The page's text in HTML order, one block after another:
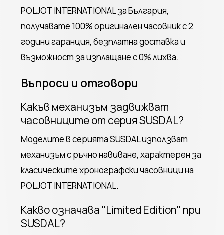
POLJOT INTERNATIONAL за България,
получавате 100% оригинален часовник с 2
години гаранция, безплатна доставка и
възможност за изплащане с 0% лихва.
Въпроси и отговори
Какъв механизъм задвижват
часовниците от серия SUSDAL?
Моделите в серията SUSDAL използват
механизъм с ръчно навиване, характерен за
класическите хронографски часовници на
POLJOT INTERNATIONAL.
Какво означава "Limited Edition" при
SUSDAL?